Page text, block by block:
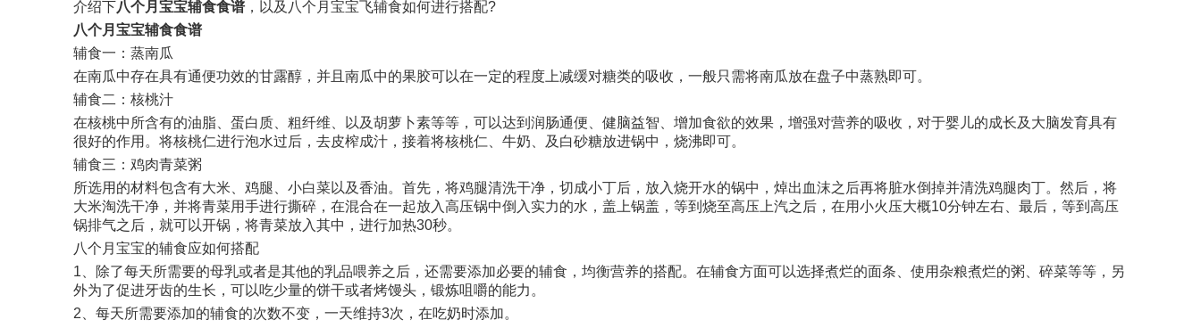
介绍下八个月宝宝辅食食谱，以及八个月宝宝飞辅食如何进行搭配?
八个月宝宝辅食食谱
辅食一：蒸南瓜
在南瓜中存在具有通便功效的甘露醇，并且南瓜中的果胶可以在一定的程度上减缓对糖类的吸收，一般只需将南瓜放在盘子中蒸熟即可。
辅食二：核桃汁
在核桃中所含有的油脂、蛋白质、粗纤维、以及胡萝卜素等等，可以达到润肠通便、健脑益智、增加食欲的效果，增强对营养的吸收，对于婴儿的成长及大脑发育具有
很好的作用。将核桃仁进行泡水过后，去皮榨成汁，接着将核桃仁、牛奶、及白砂糖放进锅中，烧沸即可。
辅食三：鸡肉青菜粥
所选用的材料包含有大米、鸡腿、小白菜以及香油。首先，将鸡腿清洗干净，切成小丁后，放入烧开水的锅中，焯出血沫之后再将脏水倒掉并清洗鸡腿肉丁。然后，将
大米淘洗干净，并将青菜用手进行撕碎，在混合在一起放入高压锅中倒入实力的水，盖上锅盖，等到烧至高压上汽之后，在用小火压大概10分钟左右、最后，等到高压
锅排气之后，就可以开锅，将青菜放入其中，进行加热30秒。
八个月宝宝的辅食应如何搭配
1、除了每天所需要的母乳或者是其他的乳品喂养之后，还需要添加必要的辅食，均衡营养的搭配。在辅食方面可以选择煮烂的面条、使用杂粮煮烂的粥、碎菜等等，另
外为了促进牙齿的生长，可以吃少量的饼干或者烤馒头，锻炼咀嚼的能力。
2、每天所需要添加的辅食的次数不变，一天维持3次，在吃奶时添加。